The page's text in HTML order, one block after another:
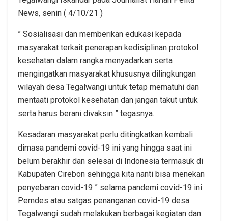
News, senin ( 4/10/21 )
” Sosialisasi dan memberikan edukasi kepada
masyarakat terkait penerapan kedisiplinan protokol
kesehatan dalam rangka menyadarkan serta
mengingatkan masyarakat khususnya dilingkungan
wilayah desa Tegalwangi untuk tetap mematuhi dan
mentaati protokol kesehatan dan jangan takut untuk
serta harus berani divaksin ” tegasnya.
Kesadaran masyarakat perlu ditingkatkan kembali
dimasa pandemi covid-19 ini yang hingga saat ini
belum berakhir dan selesai di Indonesia termasuk di
Kabupaten Cirebon sehingga kita nanti bisa menekan
penyebaran covid-19 ” selama pandemi covid-19 ini
Pemdes atau satgas penanganan covid-19 desa
Tegalwangi sudah melakukan berbagai kegiatan dan